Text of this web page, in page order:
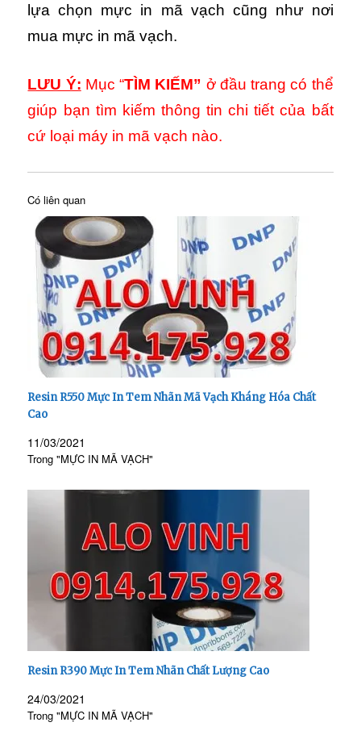
lựa chọn mực in mã vạch cũng như nơi
mua mực in mã vạch.
LƯU Ý: Mục “TÌM KIẾM” ở đầu trang có thể
giúp bạn tìm kiếm thông tin chi tiết của bất
cứ loại máy in mã vạch nào.
Có liên quan
Resin R550 Mực In Tem Nhãn Mã Vạch Kháng Hóa Chất
Cao
11/03/2021
Trong "MỰC IN MÃ VẠCH"
Resin R390 Mực In Tem Nhãn Chất Lượng Cao
24/03/2021
Trong "MỰC IN MÃ VẠCH"